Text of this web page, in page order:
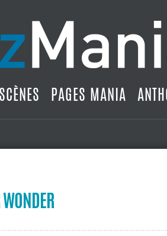
SCÈNES PAGES MANIA